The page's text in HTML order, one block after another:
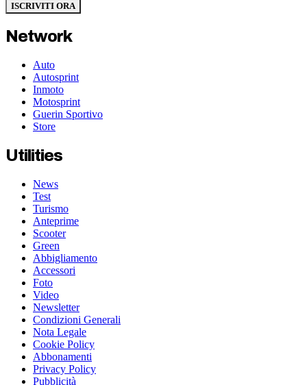
ISCRIVITI ORA
Network
Auto
Autosprint
Inmoto
Motosprint
Guerin Sportivo
Store
Utilities
News
Test
Turismo
Anteprime
Scooter
Green
Abbigliamento
Accessori
Foto
Video
Newsletter
Condizioni Generali
Nota Legale
Cookie Policy
Abbonamenti
Privacy Policy
Pubblicità